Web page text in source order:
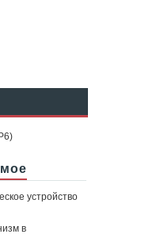
устройство
в